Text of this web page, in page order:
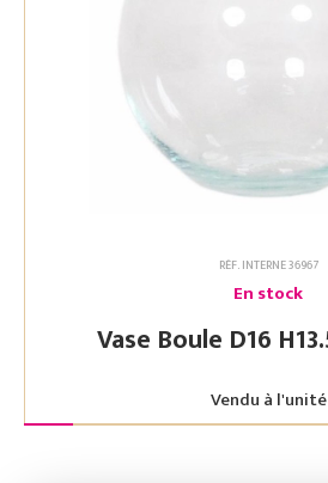
RÉF. INTERNE 36967
En stock
Vendu à l'unité